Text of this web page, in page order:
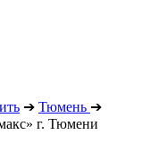
➔ Тюмень ➔
г. Тюмени